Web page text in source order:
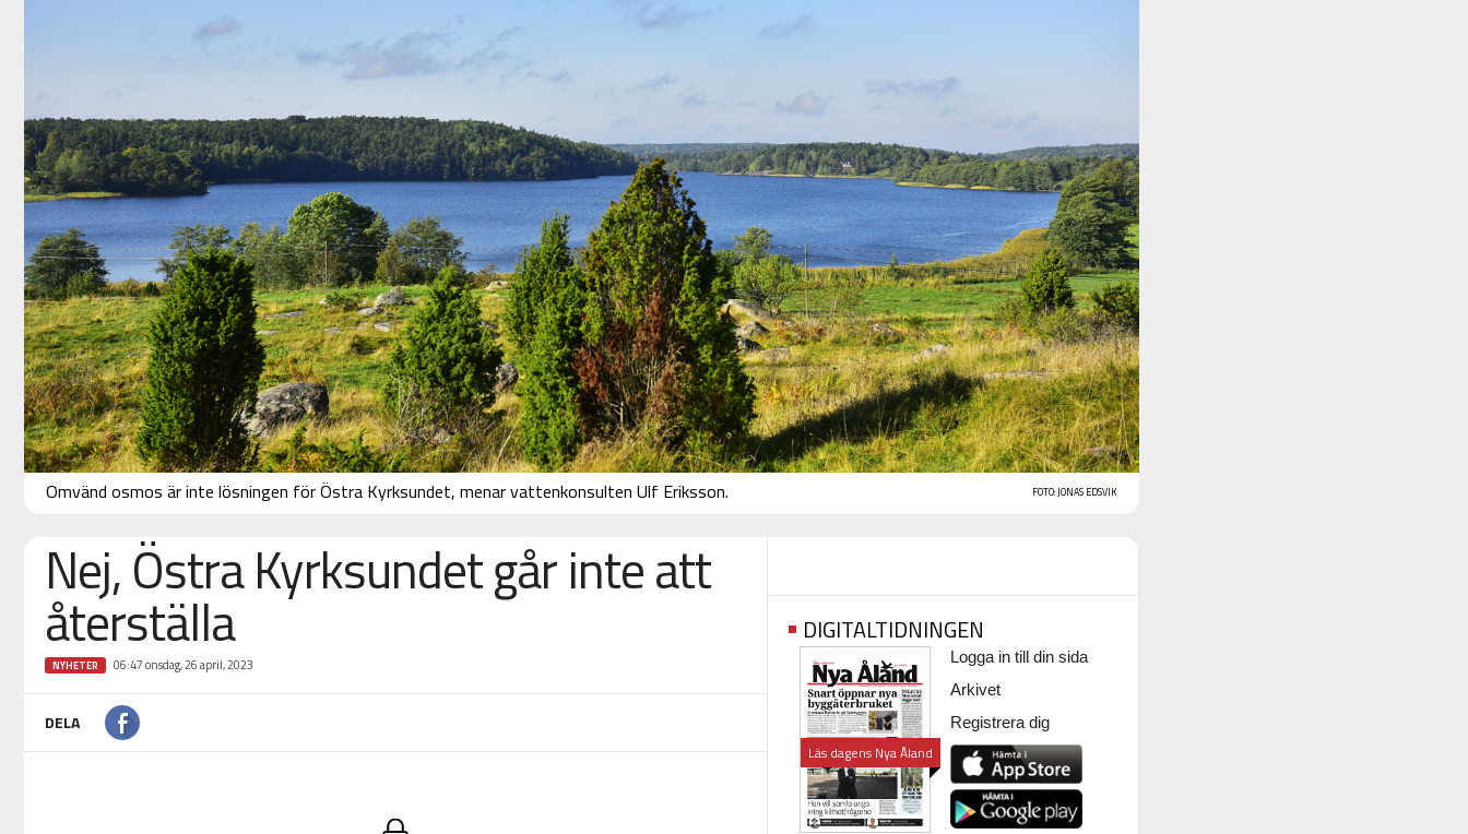
FOTO: JONAS EDSVIK
Omvänd osmos är inte lösningen för Östra Kyrksundet, menar vattenkonsulten Ulf Eriksson.
Nej, Östra Kyrksundet går inte att
återställa
NYHETER 06:47 onsdag, 26 april, 2023
DELA
DIGITALTIDNINGEN
Läs dagens Nya Åland
Logga in till din sida
Arkivet
Registrera dig